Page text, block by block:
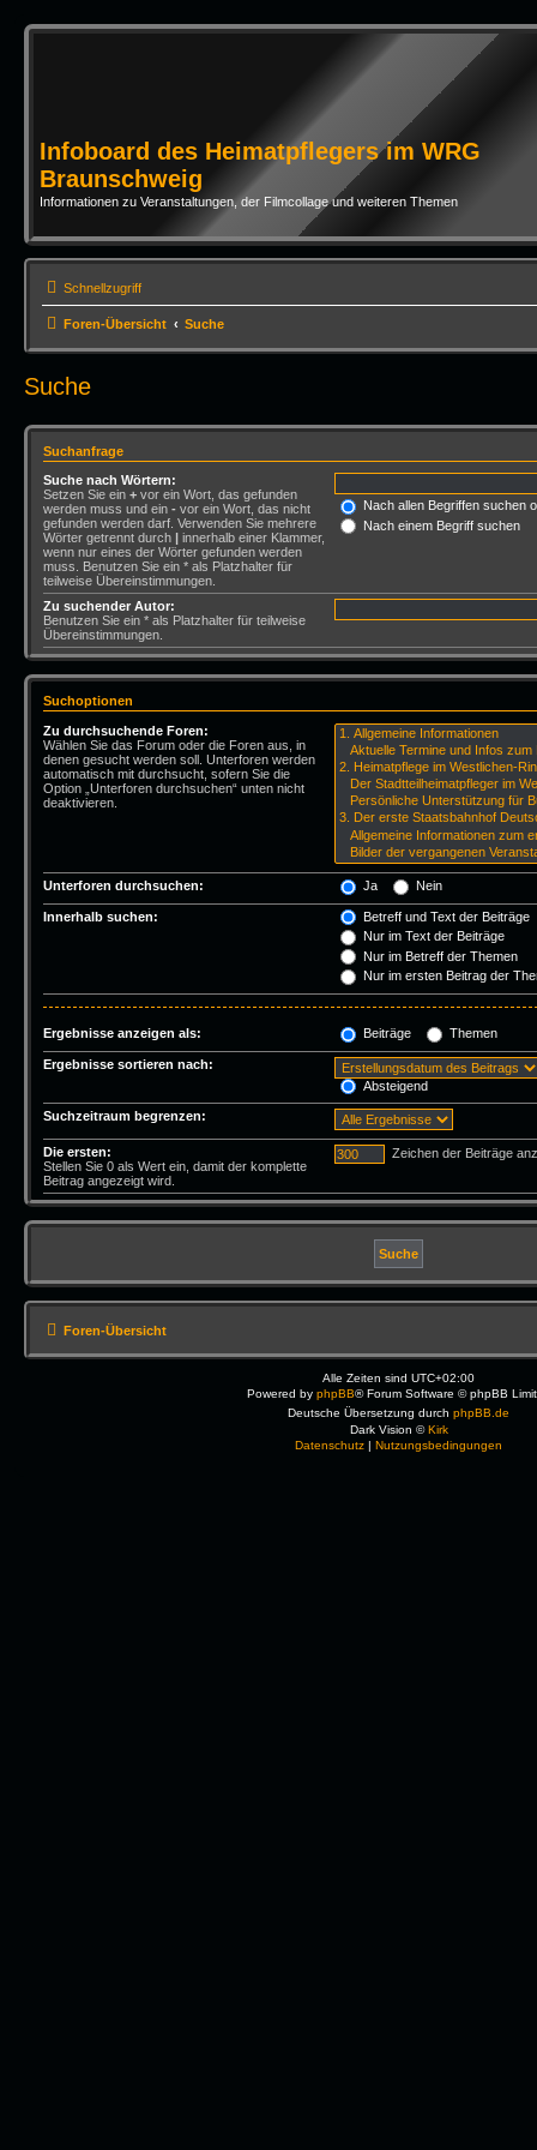
Infoboard des Heimatpflegers im WRG
Braunschweig
Informationen zu Veranstaltungen, der Filmcollage und weiteren Themen
Schnellzugriff
Foren-Übersicht Suche
Suche
Suchanfrage
Suche nach Wörtern:
Setzen Sie ein + vor ein Wort, das gefunden
werden muss und ein - vor ein Wort, das nicht
gefunden werden darf. Verwenden Sie mehrere
Wörter getrennt durch | innerhalb einer Klammer,
wenn nur eines der Wörter gefunden werden
muss. Benutzen Sie ein * als Platzhalter für
teilweise Übereinstimmungen.
Nach allen Begriffen suchen
Nach einem Begriff suchen
Zu suchender Autor:
Benutzen Sie ein * als Platzhalter für teilweise
Übereinstimmungen.
Suchoptionen
Zu durchsuchende Foren:
Wählen Sie das Forum oder die Foren aus, in
denen gesucht werden soll. Unterforen werden
automatisch mit durchsucht, sofern Sie die
Option „Unterforen durchsuchen“ unten nicht
deaktivieren.
Unterforen durchsuchen: Ja Nein
Innerhalb suchen:
Betreff und Text der Beiträge
Nur im Text der Beiträge
Nur im Betreff der Themen
Nur im ersten Beitrag der
Ergebnisse anzeigen als: Beiträge Themen
Ergebnisse sortieren nach:
Absteigend
Suchzeitraum begrenzen:
Die ersten:
Stellen Sie 0 als Wert ein, damit der komplette
Beitrag angezeigt wird.
Zeichen der Beiträge
Foren-Übersicht
Alle Zeiten sind UTC+02:00
Powered by phpBB® Forum Software © phpBB
Deutsche Übersetzung durch phpBB.de
Dark Vision ©Kirk
Datenschutz | Nutzungsbedingungen